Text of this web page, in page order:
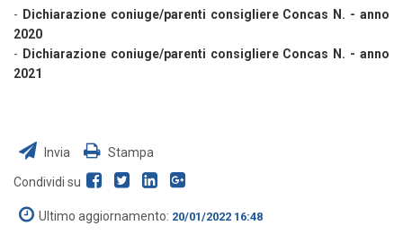
- Dichiarazione coniuge/parenti consigliere Concas N. - anno
2020
- Dichiarazione coniuge/parenti consigliere Concas N. - anno
2021
Invia Stampa
Condividi su
Ultimo aggiornamento: 20/01/2022 16:48